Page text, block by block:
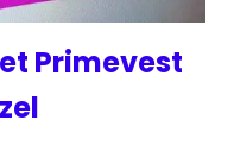
Primevest